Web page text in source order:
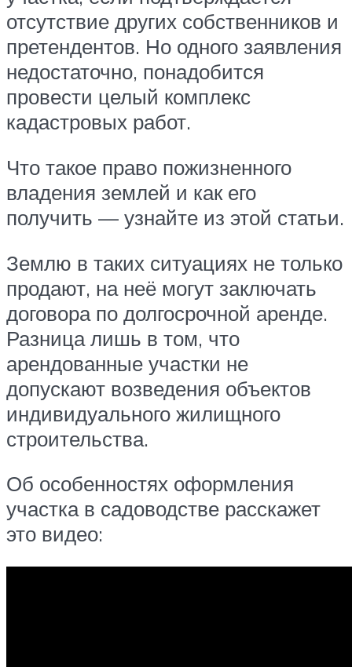
отсутствие других собственников и
претендентов. Но одного заявления
недостаточно, понадобится
провести целый комплекс
кадастровых работ.
Что такое право пожизненного
владения землей и как его
получить — узнайте из этой статьи.
Землю в таких ситуациях не только
продают, на неё могут заключать
договора по долгосрочной аренде.
Разница лишь в том, что
арендованные участки не
допускают возведения объектов
индивидуального жилищного
строительства.
Об особенностях оформления
участка в садоводстве расскажет
это видео: